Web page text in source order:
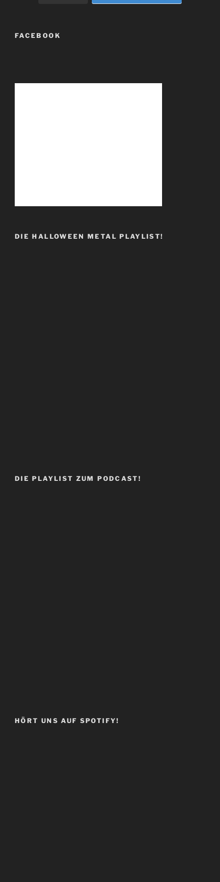
FACEBOOK
DIE HALLOWEEN METAL PLAYLIST!
DIE PLAYLIST ZUM PODCAST!
HÖRT UNS AUF SPOTIFY!